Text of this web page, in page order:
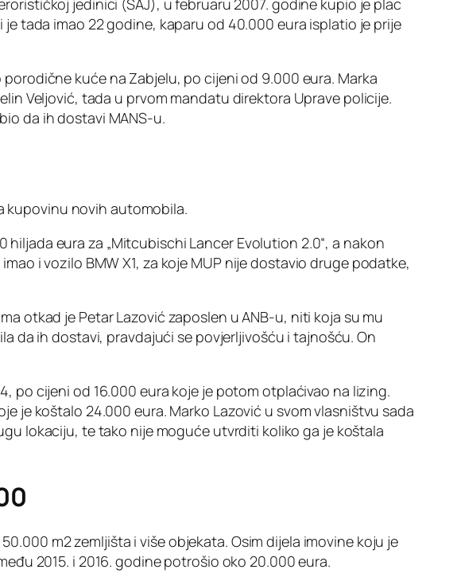
jedinici (SAJ), u februaru 2007. godine kupio je plac
tada imao 22 godine, kaparu od 40.000 eura isplatio je prije
kuće na Zabjelu, po cijeni od 9.000 eura. Marka
Veljović, tada u prvom mandatu direktora Uprave policije.
da ih dostavi MANS-u.
kupovinu novih automobila.
eura za „Mitcubischi Lancer Evolution 2.0“, a nakon
i vozilo BMW X1, za koje MUP nije dostavio druge podatke,
otkad je Petar Lazović zaposlen u ANB-u, niti koja su mu
da ih dostavi, pravdajući se povjerljivošću i tajnošću. On
po cijeni od 16.000 eura koje je potom otplaćivao na lizing.
je koštalo 24.000 eura. Marko Lazović u svom vlasništvu sada
lokaciju, te tako nije moguće utvrditi koliko ga je koštala
m2 zemljišta i više objekata. Osim dijela imovine koju je
2015. i 2016. godine potrošio oko 20.000 eura.